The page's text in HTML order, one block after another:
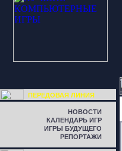
ПЕРЕДОВАЯ ЛИНИЯ
НОВОСТИ
КАЛЕНДАРЬ ИГР
ИГРЫ БУДУЩЕГО
РЕПОРТАЖИ